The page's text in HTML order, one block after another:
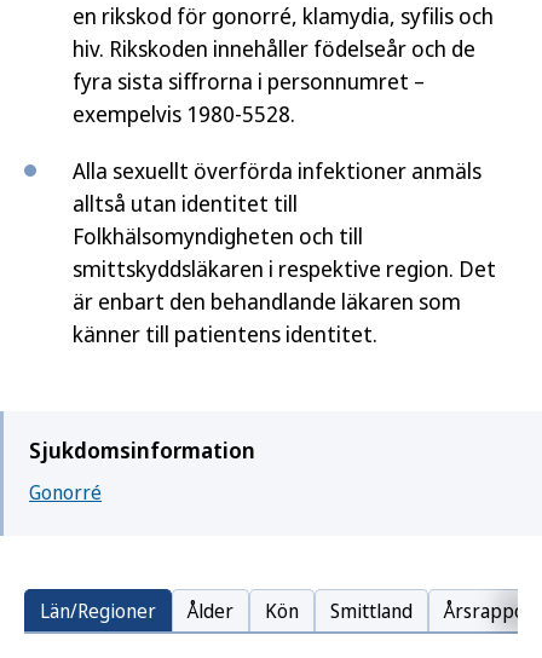
en rikskod för gonorré, klamydia, syfilis och
hiv. Rikskoden innehåller födelseår och de
fyra sista siffrorna i personnumret –
exempelvis 1980-5528.
Alla sexuellt överförda infektioner anmäls
alltså utan identitet till
Folkhälsomyndigheten och till
smittskyddsläkaren i respektive region. Det
är enbart den behandlande läkaren som
känner till patientens identitet.
Sjukdomsinformation
Gonorré
Län/Regioner Ålder Kön Smittland Årsrapport